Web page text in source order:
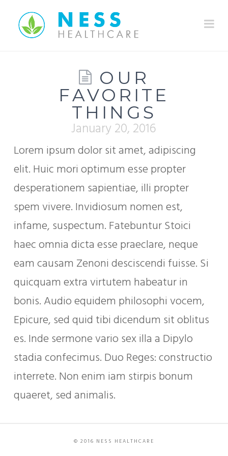
OUR
FAVORITE
THINGS
January 20, 2016
Lorem ipsum dolor sit amet, adipiscing
elit. Huic mori optimum esse propter
desperationem sapientiae, illi propter
spem vivere. Invidiosum nomen est,
infame, suspectum. Fatebuntur Stoici
haec omnia dicta esse praeclare, neque
eam causam Zenoni desciscendi fuisse. Si
quicquam extra virtutem habeatur in
bonis. Audio equidem philosophi vocem,
Epicure, sed quid tibi dicendum sit oblitus
es. Inde sermone vario sex illa a Dipylo
stadia confecimus. Duo Reges: constructio
interrete. Non enim iam stirpis bonum
quaeret, sed animalis.
© 2016 NESS HEALTHCARE